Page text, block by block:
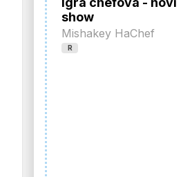
show
Mishakey HaChef
R